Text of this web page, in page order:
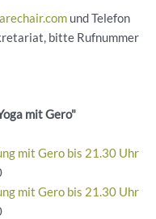
und Telefon
bitte Rufnummer
mit Gero"
mit Gero bis 21.30 Uhr
mit Gero bis 21.30 Uhr